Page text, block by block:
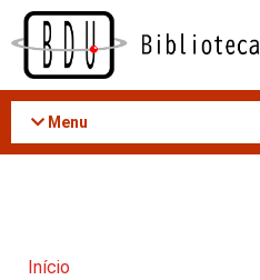
Acessar
conteúdo
Menu
Início